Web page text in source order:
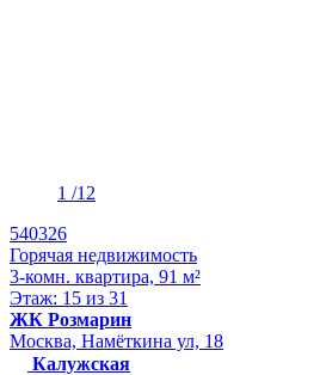
1 /12
540326
Горячая недвижимость
3-комн. квартира, 91 м²
Этаж: 15 из 31
ЖК Розмарин
Москва, Намёткина ул, 18
Калужская